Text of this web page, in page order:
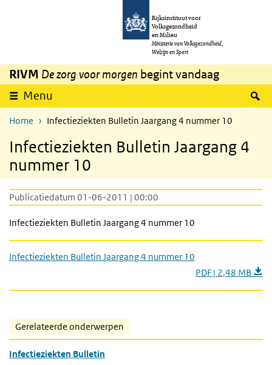
Overslaan en naar de inhoud gaan
Rijksinstituut voor
Volksgezondheid
en Milieu
Ministerie van Volksgezondheid,
Welzijn en Sport
RIVM De zorg voor morgen begint vandaag
Menu
Home Infectieziekten Bulletin Jaargang 4 nummer 10
Infectieziekten Bulletin Jaargang 4
nummer 10
Publicatiedatum 01-06-2011 | 00:00
Infectieziekten Bulletin Jaargang 4 nummer 10
Infectieziekten Bulletin Jaargang 4 nummer 10
PDF | 2,48 MB
Gerelateerde onderwerpen
Infectieziekten Bulletin